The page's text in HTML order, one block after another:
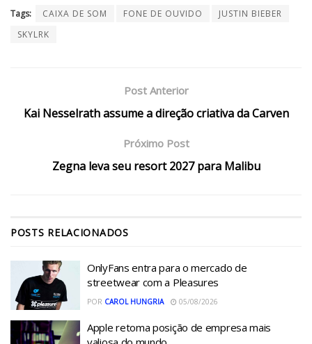
Tags: CAIXA DE SOM FONE DE OUVIDO
JUSTIN BIEBER
SKYLRK
Post Anterior
Kai Nesselrath assume a direção criativa da Carven
Próximo Post
Zegna leva seu resort 2027 para Malibu
POSTS RELACIONADOS
OnlyFans entra para o mercado de
streetwear com a Pleasures
POR CAROL HUNGRIA 05/08/2026
Apple retoma posição de empresa mais